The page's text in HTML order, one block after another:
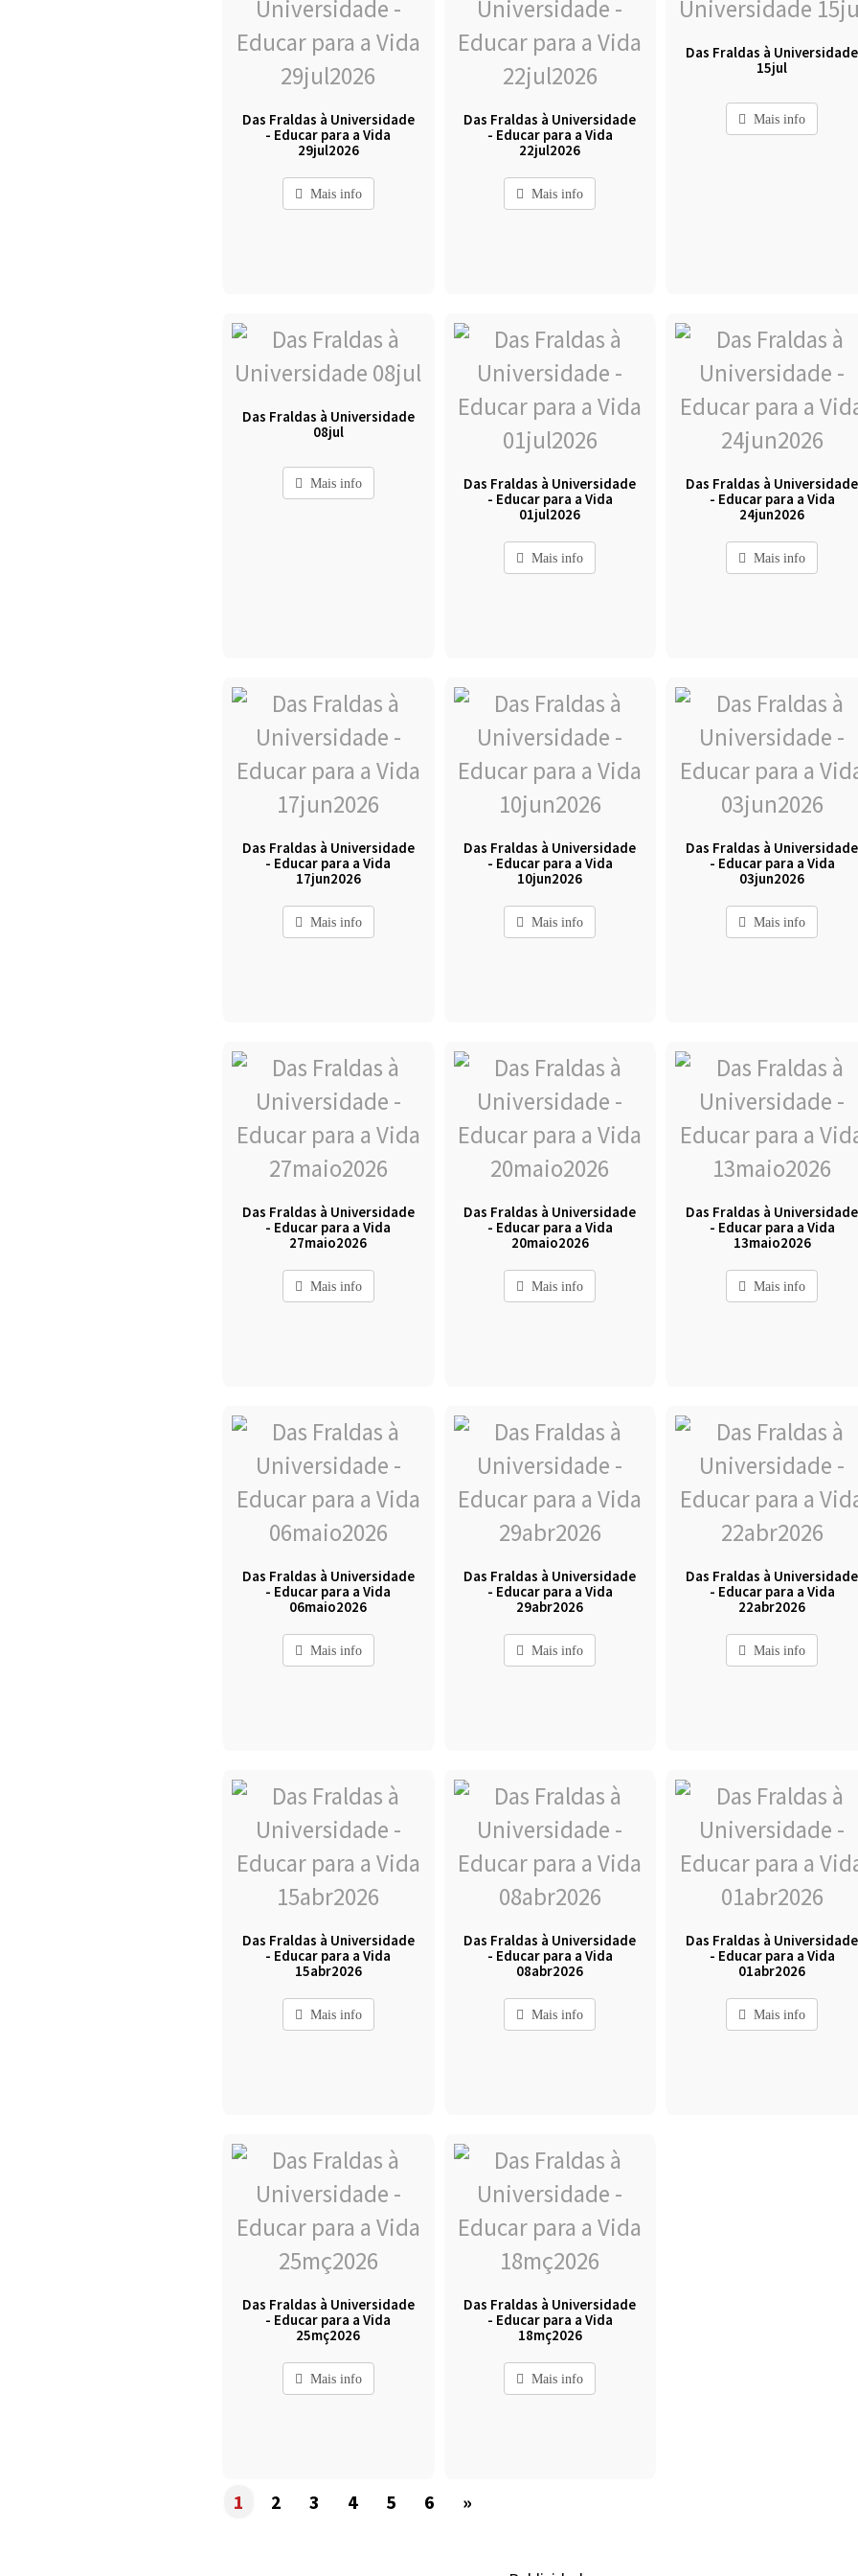
Das Fraldas à Universidade
- Educar para a Vida
29jul2026
Mais info
Das Fraldas à Universidade
- Educar para a Vida
22jul2026
Mais info
Das Fraldas à Universidade
15jul
Mais info
Das Fraldas à Universidade
08jul
Mais info
Das Fraldas à Universidade
- Educar para a Vida
01jul2026
Mais info
Das Fraldas à Universidade
- Educar para a Vida
24jun2026
Mais info
Das Fraldas à Universidade
- Educar para a Vida
17jun2026
Mais info
Das Fraldas à Universidade
- Educar para a Vida
10jun2026
Mais info
Das Fraldas à Universidade
- Educar para a Vida
03jun2026
Mais info
Das Fraldas à Universidade
- Educar para a Vida
27maio2026
Mais info
Das Fraldas à Universidade
- Educar para a Vida
20maio2026
Mais info
Das Fraldas à Universidade
- Educar para a Vida
13maio2026
Mais info
Das Fraldas à Universidade
- Educar para a Vida
06maio2026
Mais info
Das Fraldas à Universidade
- Educar para a Vida
29abr2026
Mais info
Das Fraldas à Universidade
- Educar para a Vida
22abr2026
Mais info
Das Fraldas à Universidade
- Educar para a Vida
15abr2026
Mais info
Das Fraldas à Universidade
- Educar para a Vida
08abr2026
Mais info
Das Fraldas à Universidade
- Educar para a Vida
01abr2026
Mais info
Das Fraldas à Universidade
- Educar para a Vida
25mç2026
Mais info
Das Fraldas à Universidade
- Educar para a Vida
18mç2026
Mais info
1 2 3 4 5 6 »